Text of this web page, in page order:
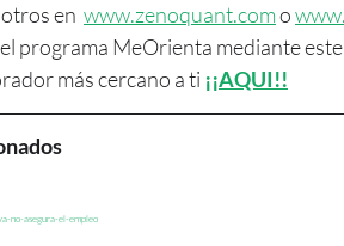
en www.zenoquant.com o
programa MeOrienta mediante
más cercano a ti ¡¡AQUI!!
no-asegura-el-empleo